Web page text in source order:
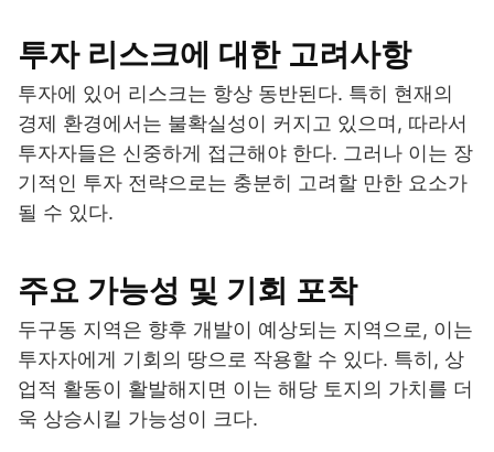
투자 리스크에 대한 고려사항
투자에 있어 리스크는 항상 동반된다. 특히 현재의
경제 환경에서는 불확실성이 커지고 있으며, 따라서
투자자들은 신중하게 접근해야 한다. 그러나 이는 장
기적인 투자 전략으로는 충분히 고려할 만한 요소가
될 수 있다.
주요 가능성 및 기회 포착
두구동 지역은 향후 개발이 예상되는 지역으로, 이는
투자자에게 기회의 땅으로 작용할 수 있다. 특히, 상
업적 활동이 활발해지면 이는 해당 토지의 가치를 더
욱 상승시킬 가능성이 크다.